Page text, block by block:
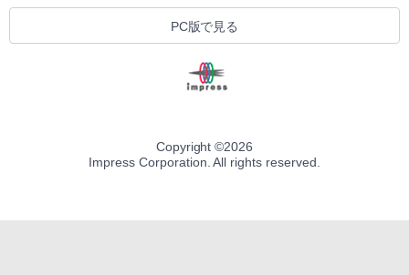
PC版で見る
Copyright ©2026
Impress Corporation. All rights reserved.